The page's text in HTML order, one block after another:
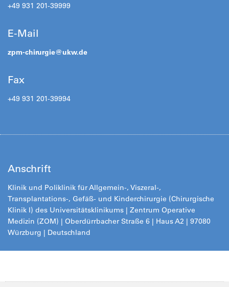
+49 931 201-39999
E-Mail
zpm-chirurgie@ukw.de
Fax
+49 931 201-39994
Anschrift
Klinik und Poliklinik für Allgemein-, Viszeral-,
Transplantations-, Gefäß- und Kinderchirurgie (Chirurgische
Klinik I) des Universitätsklinikums | Zentrum Operative
Medizin (ZOM) | Oberdürrbacher Straße 6 | Haus A2 | 97080
Würzburg | Deutschland